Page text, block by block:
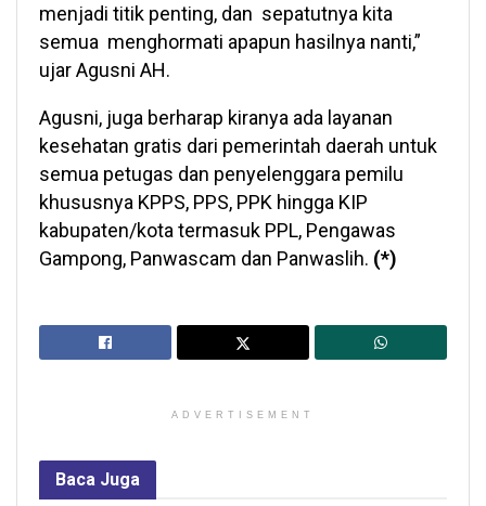
menjadi titik penting, dan sepatutnya kita
semua menghormati apapun hasilnya nanti,”
ujar Agusni AH.
Agusni, juga berharap kiranya ada layanan
kesehatan gratis dari pemerintah daerah untuk
semua petugas dan penyelenggara pemilu
khususnya KPPS, PPS, PPK hingga KIP
kabupaten/kota termasuk PPL, Pengawas
Gampong, Panwascam dan Panwaslih. (*)
ADVERTISEMENT
Baca Juga